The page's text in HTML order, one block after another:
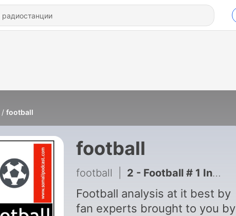
football
football
football 2 - Football # 1 Interview with Alan Hill - part 1. 31 August 2020
Football analysis at it best by
fan experts brought to you by